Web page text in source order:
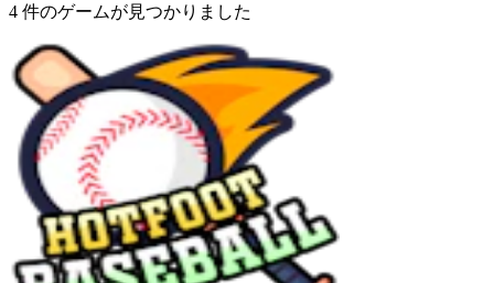
4 件のゲームが見つかりました